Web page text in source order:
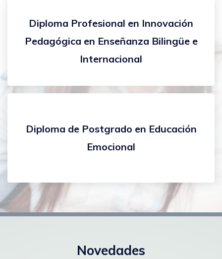
Diploma Profesional en Innovación
Pedagógica en Enseñanza Bilingüe e
Internacional
Diploma de Postgrado en Educación
Emocional
Novedades